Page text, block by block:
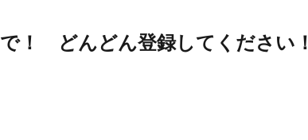
で！ どんどん登録してください！